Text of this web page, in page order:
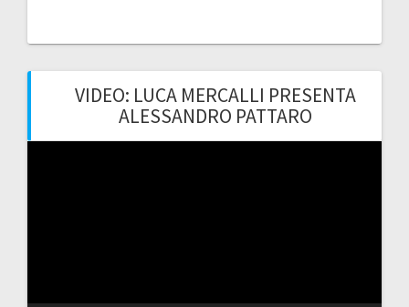
VIDEO: LUCA MERCALLI PRESENTA
ALESSANDRO PATTARO